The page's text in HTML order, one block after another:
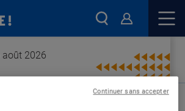
août 2026
Continuer sans accepter